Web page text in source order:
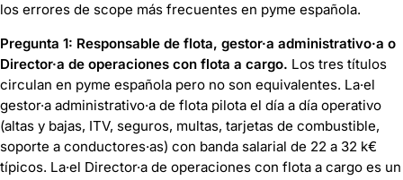
los errores de scope más frecuentes en pyme española.
Pregunta 1: Responsable de flota, gestor·a administrativo·a o
Director·a de operaciones con flota a cargo. Los tres títulos
circulan en pyme española pero no son equivalentes. La·el
gestor·a administrativo·a de flota pilota el día a día operativo
(altas y bajas, ITV, seguros, multas, tarjetas de combustible,
soporte a conductores·as) con banda salarial de 22 a 32 k€
típicos. La·el Director·a de operaciones con flota a cargo es un